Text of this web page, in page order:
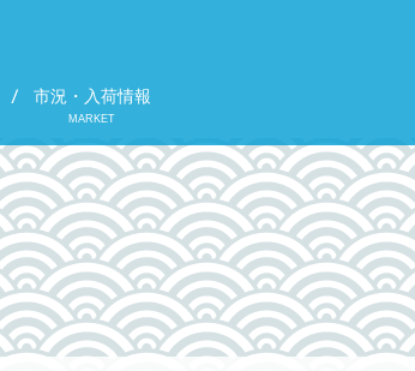
市況・入荷情報
MARKET